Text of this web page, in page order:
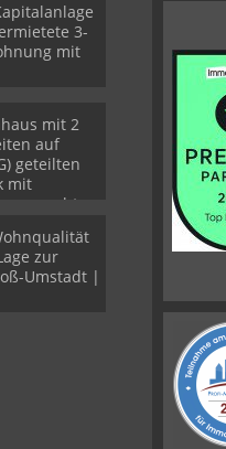
3-
mit
mit 2
auf
geteilten
mit
zur
Umstadt |